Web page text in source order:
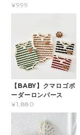
¥999
【BABY】クマロゴボ
ーダーロンパース
¥1,880